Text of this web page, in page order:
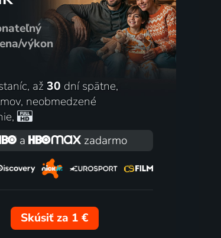
výkon
až 30 dní spätne,
, neobmedzené
,
a
zadarmo
Skúsiť za 1 €